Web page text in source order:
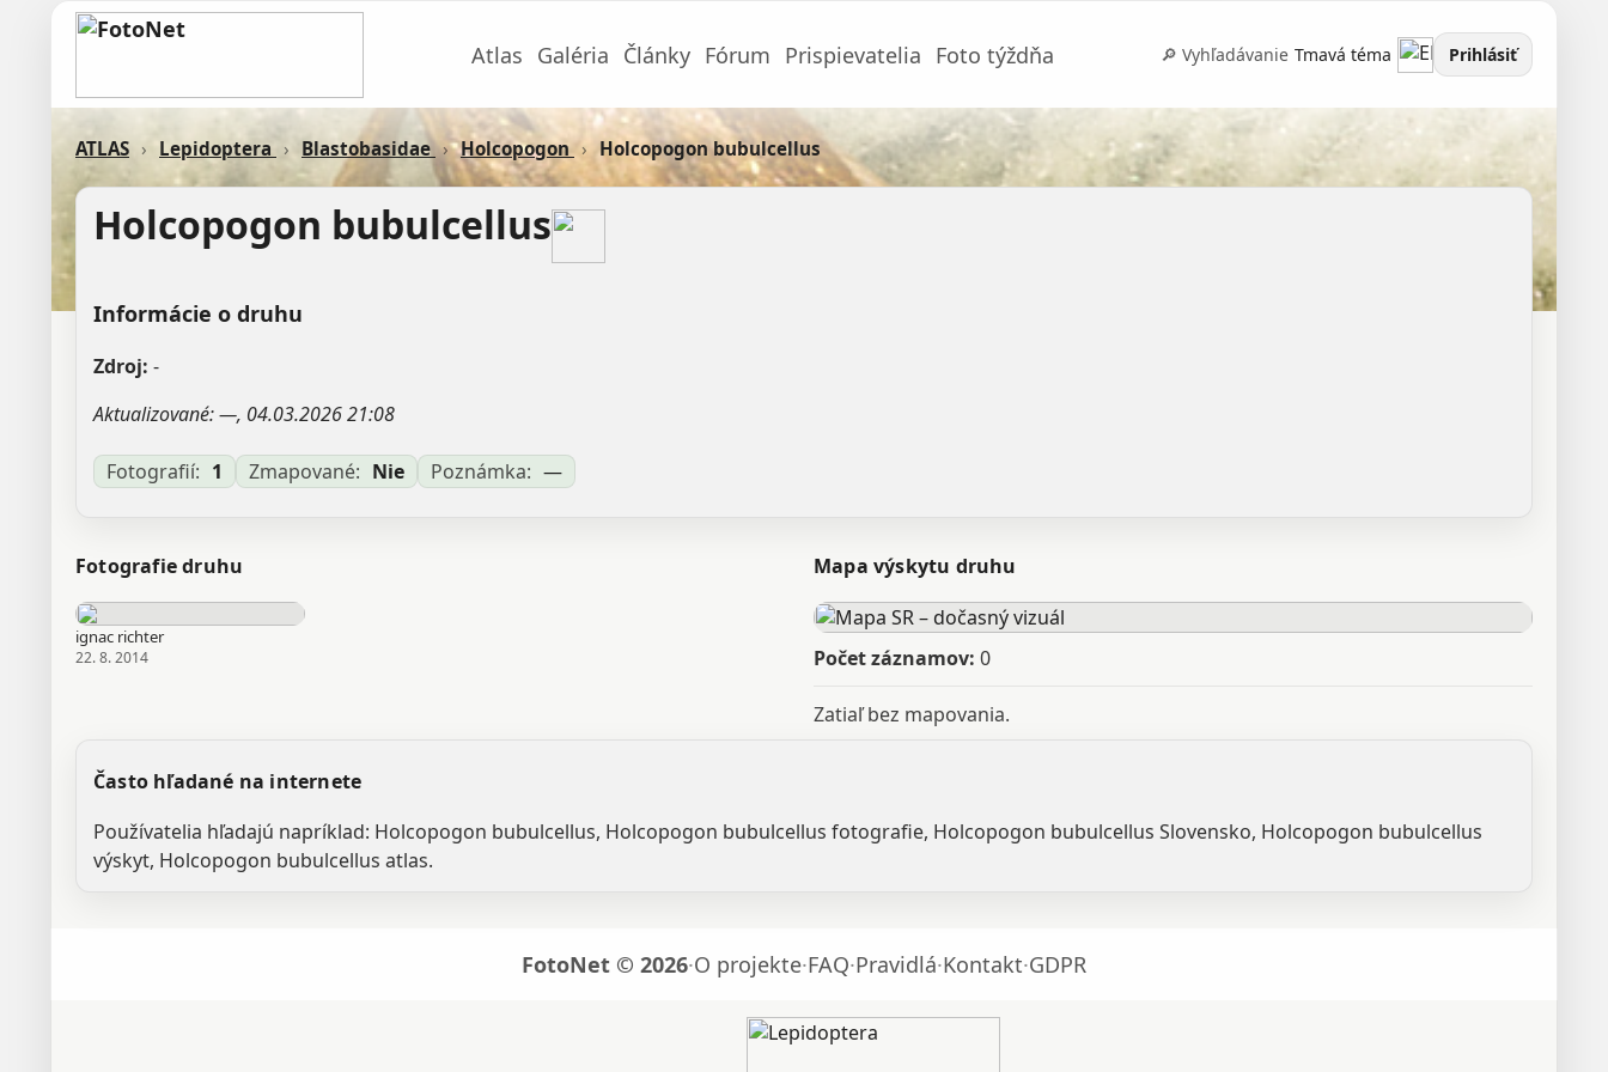
Atlas Galéria Články Fórum Prispievatelia Foto týždňa 🔎 Vyhľadávanie Tmavá téma Prihlásiť
ATLAS › Lepidoptera › Blastobasidae › Holcopogon › Holcopogon bubulcellus
Holcopogon bubulcellus
Informácie o druhu
Zdroj: -
Aktualizované: —, 04.03.2026 21:08
Fotografií: 1 Zmapované: Nie Poznámka: —
Fotografie druhu
ignac richter
22. 8. 2014
Mapa výskytu druhu
Počet záznamov: 0
Zatiaľ bez mapovania.
Často hľadané na internete
Používatelia hľadajú napríklad: Holcopogon bubulcellus, Holcopogon bubulcellus fotografie, Holcopogon bubulcellus Slovensko, Holcopogon bubulcellus
výskyt, Holcopogon bubulcellus atlas.
FotoNet © 2026·O projekte·FAQ·Pravidlá·Kontakt·GDPR